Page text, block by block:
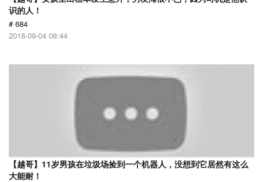
识的人！
# 684
2018-09-04 08:44
【越哥】11岁男孩在垃圾场捡到一个机器人，没想到它居然有这么
大能耐！